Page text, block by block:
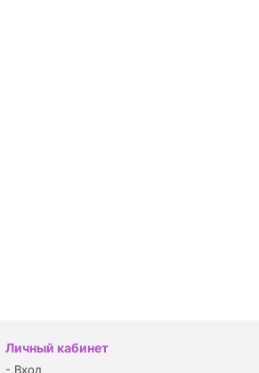
Личный кабинет
- Вход